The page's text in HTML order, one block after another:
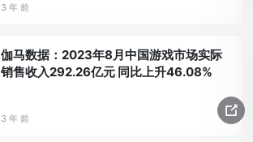
3 年 前
伽马数据：2023年8月中国游戏市场实际
销售收入292.26亿元 同比上升46.08%
3 年 前